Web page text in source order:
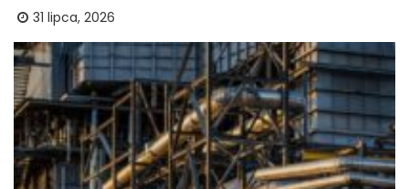
31 lipca, 2026